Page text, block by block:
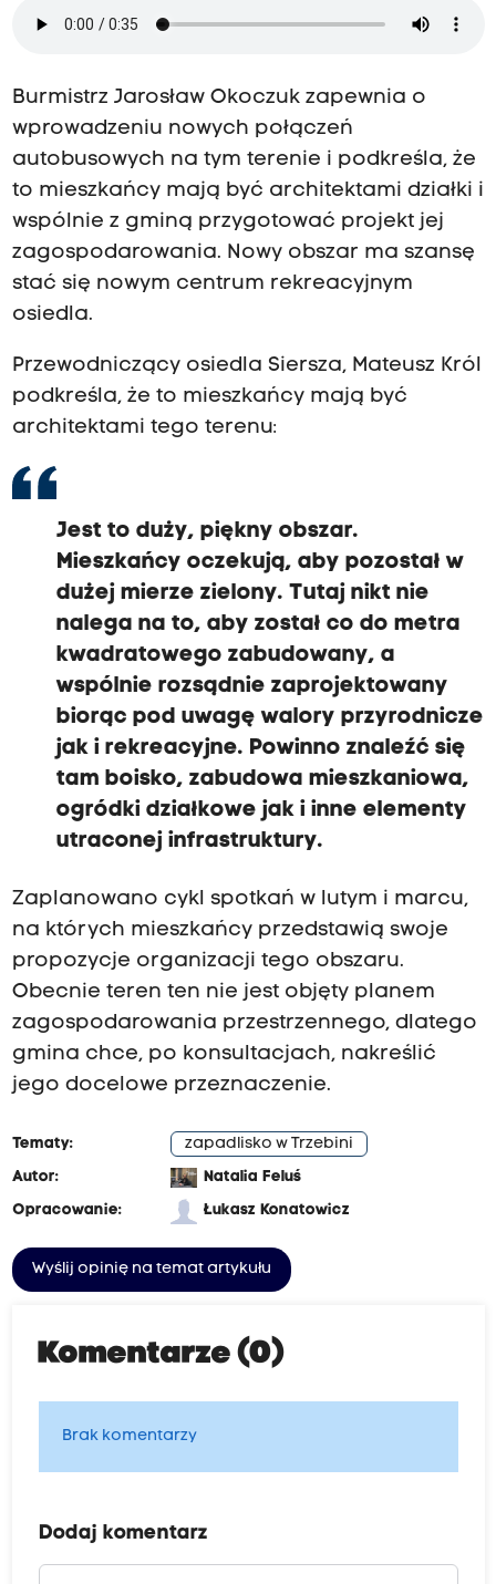
Burmistrz Jarosław Okoczuk zapewnia o
wprowadzeniu nowych połączeń
autobusowych na tym terenie i podkreśla, że
to mieszkańcy mają być architektami działki i
wspólnie z gminą przygotować projekt jej
zagospodarowania. Nowy obszar ma szansę
stać się nowym centrum rekreacyjnym
osiedla.
Przewodniczący osiedla Siersza, Mateusz Król
podkreśla, że to mieszkańcy mają być
architektami tego terenu:
Jest to duży, piękny obszar.
Mieszkańcy oczekują, aby pozostał w
dużej mierze zielony. Tutaj nikt nie
nalega na to, aby został co do metra
kwadratowego zabudowany, a
wspólnie rozsądnie zaprojektowany
biorąc pod uwagę walory przyrodnicze
jak i rekreacyjne. Powinno znaleźć się
tam boisko, zabudowa mieszkaniowa,
ogródki działkowe jak i inne elementy
utraconej infrastruktury.
Zaplanowano cykl spotkań w lutym i marcu,
na których mieszkańcy przedstawią swoje
propozycje organizacji tego obszaru.
Obecnie teren ten nie jest objęty planem
zagospodarowania przestrzennego, dlatego
gmina chce, po konsultacjach, nakreślić
jego docelowe przeznaczenie.
Tematy:
zapadlisko w Trzebini
Autor:
Natalia Feluś
Opracowanie:
Łukasz Konatowicz
Wyślij opinię na temat artykułu
Komentarze (0)
Brak komentarzy
Dodaj komentarz